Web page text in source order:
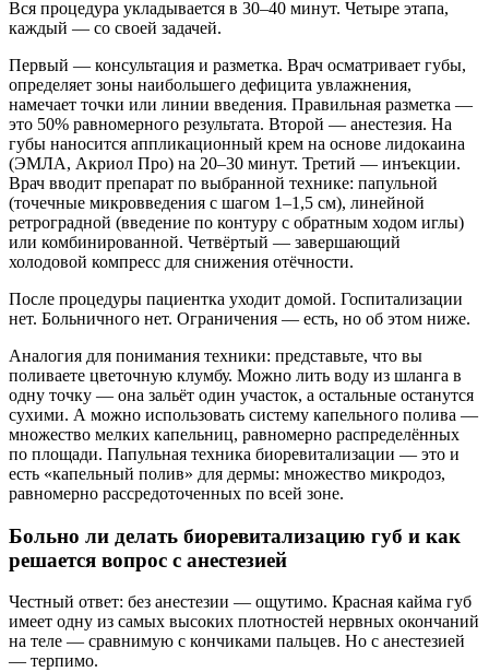
Вся процедура укладывается в 30–40 минут. Четыре этапа,
каждый — со своей задачей.
Первый — консультация и разметка. Врач осматривает губы,
определяет зоны наибольшего дефицита увлажнения,
намечает точки или линии введения. Правильная разметка —
это 50% равномерного результата. Второй — анестезия. На
губы наносится аппликационный крем на основе лидокаина
(ЭМЛА, Акриол Про) на 20–30 минут. Третий — инъекции.
Врач вводит препарат по выбранной технике: папульной
(точечные микровведения с шагом 1–1,5 см), линейной
ретроградной (введение по контуру с обратным ходом иглы)
или комбинированной. Четвёртый — завершающий
холодовой компресс для снижения отёчности.
После процедуры пациентка уходит домой. Госпитализации
нет. Больничного нет. Ограничения — есть, но об этом ниже.
Аналогия для понимания техники: представьте, что вы
поливаете цветочную клумбу. Можно лить воду из шланга в
одну точку — она зальёт один участок, а остальные останутся
сухими. А можно использовать систему капельного полива —
множество мелких капельниц, равномерно распределённых
по площади. Папульная техника биоревитализации — это и
есть «капельный полив» для дермы: множество микродоз,
равномерно рассредоточенных по всей зоне.
Больно ли делать биоревитализацию губ и как
решается вопрос с анестезией
Честный ответ: без анестезии — ощутимо. Красная кайма губ
имеет одну из самых высоких плотностей нервных окончаний
на теле — сравнимую с кончиками пальцев. Но с анестезией
— терпимо.